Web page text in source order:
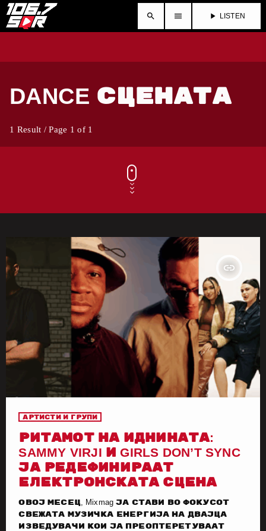
search menu play_arrow LISTEN
DANCE СЦЕНАТА
1 Result / Page 1 of 1
insert_link
Артисти и групи
РИТАМОТ НА ИДНИНАТА:
SAMMY VIRJI И GIRLS DON’T SYNC
ЈА РЕДЕФИНИРААТ
ЕЛЕКТРОНСКАТА СЦЕНА
Овој месец, Mixmag ја стави во фокусот
свежата музичка енергија на двајца
изведувачи кои ја преоптеретуваат